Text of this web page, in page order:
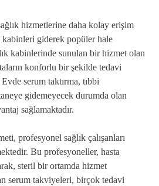
hizmetlerine daha kolay erişim
kabinleri giderek popüler hale
kabinlerinde sunulan bir hizmet olan
konforlu bir şekilde tedavi
serum taktırma, tıbbi
gidemeyecek durumda olan
sağlamaktadır.
profesyonel sağlık çalışanları
Bu profesyoneller, hasta
steril bir ortamda hizmet
serum takviyeleri, birçok tedavi